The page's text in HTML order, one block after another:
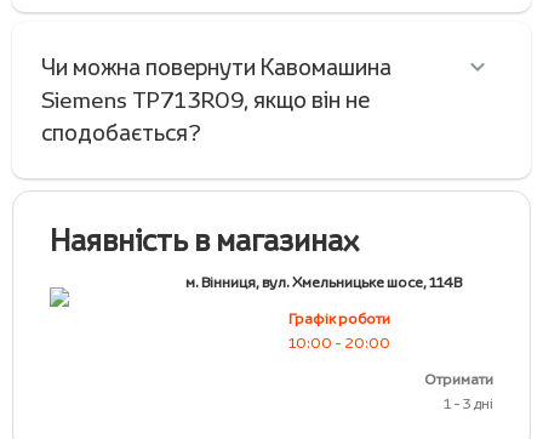
Чи можна повернути Кавомашина
Siemens TP713R09, якщо він не
сподобається?
Наявність в магазинах
м. Вінниця, вул. Хмельницьке шосе, 114В
Графік роботи
10:00 - 20:00
Отримати
1 - 3 дні